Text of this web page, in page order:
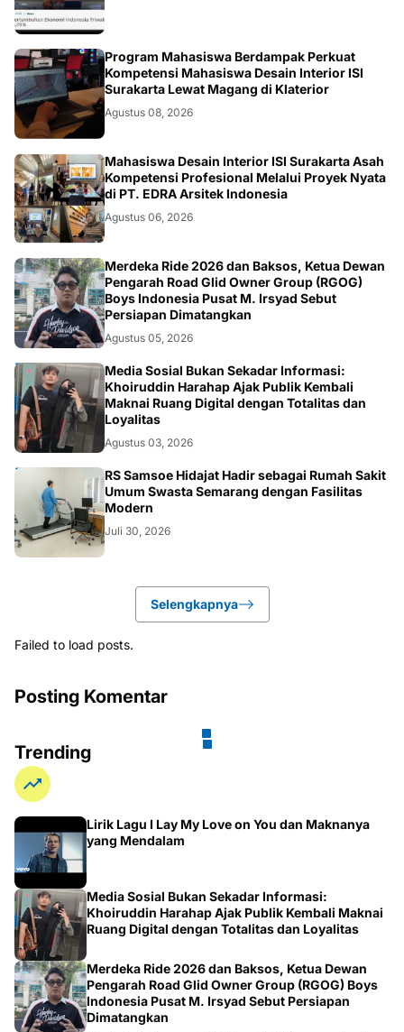
NASIONAL
Program Mahasiswa Berdampak Perkuat
Kompetensi Mahasiswa Desain Interior ISI
Surakarta Lewat Magang di Klaterior
Agustus 08, 2026
NASIONAL
Mahasiswa Desain Interior ISI Surakarta Asah
Kompetensi Profesional Melalui Proyek Nyata
di PT. EDRA Arsitek Indonesia
Agustus 06, 2026
NASIONAL
Merdeka Ride 2026 dan Baksos, Ketua Dewan
Pengarah Road Glid Owner Group (RGOG)
Boys Indonesia Pusat M. Irsyad Sebut
Persiapan Dimatangkan
Agustus 05, 2026
OPINI
Media Sosial Bukan Sekadar Informasi:
Khoiruddin Harahap Ajak Publik Kembali
Maknai Ruang Digital dengan Totalitas dan
Loyalitas
Agustus 03, 2026
KESEHATAN
RS Samsoe Hidajat Hadir sebagai Rumah Sakit
Umum Swasta Semarang dengan Fasilitas
Modern
Juli 30, 2026
Selengkapnya
Failed to load posts.
Posting Komentar
Trending
Lirik Lagu I Lay My Love on You dan Maknanya
yang Mendalam
Media Sosial Bukan Sekadar Informasi:
Khoiruddin Harahap Ajak Publik Kembali Maknai
Ruang Digital dengan Totalitas dan Loyalitas
Merdeka Ride 2026 dan Baksos, Ketua Dewan
Pengarah Road Glid Owner Group (RGOG) Boys
Indonesia Pusat M. Irsyad Sebut Persiapan
Dimatangkan